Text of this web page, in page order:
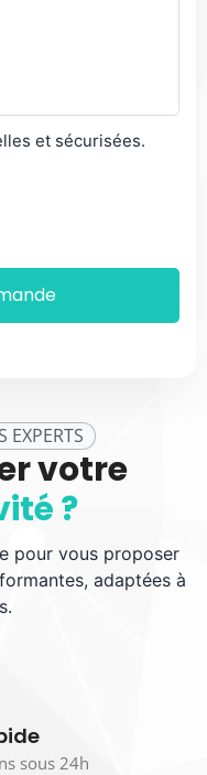
EXPERTS
votre
?
pour vous proposer
adaptées à
sous 24h
et sécurisées.